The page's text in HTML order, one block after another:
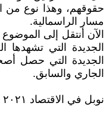
حقوقهم، وهذا نوع من
مسار الراسمالية.
الآن أنتقل إلى
الجديدة التي تشهدها
الجديدة التي حصل
الجاري والسابق.
نوبل في الاقتصاد ٢٠٢١